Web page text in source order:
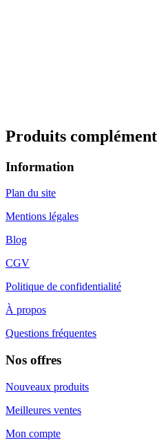
Produits
Information
Plan du site
Mentions légales
Blog
CGV
Politique de confidentialité
À propos
Questions fréquentes
Nos offres
Nouveaux produits
Meilleures ventes
Mon compte